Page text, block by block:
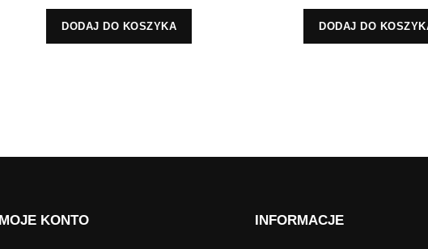
DODAJ DO KOSZYKA DODAJ DO
MOJE KONTO INFORMACJE